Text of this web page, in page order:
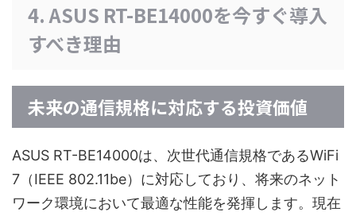
4. ASUS RT-BE14000を今すぐ導入
すべき理由
未来の通信規格に対応する投資価値
ASUS RT-BE14000は、次世代通信規格であるWiFi
7（IEEE 802.11be）に対応しており、将来のネット
ワーク環境において最適な性能を発揮します。現在